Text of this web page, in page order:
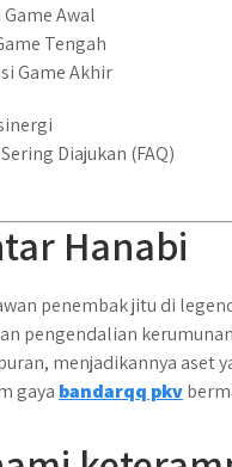
Awal
Tengah
Game Akhir
Diajukan (FAQ)
Hanabi
penembak jitu di
pengendalian
menjadikannya aset
gaya bandarqq pkv